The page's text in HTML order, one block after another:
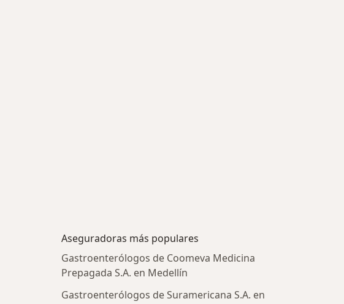
Aseguradoras más populares
Gastroenterólogos de Coomeva Medicina
Prepagada S.A. en Medellín
Gastroenterólogos de Suramericana S.A. en